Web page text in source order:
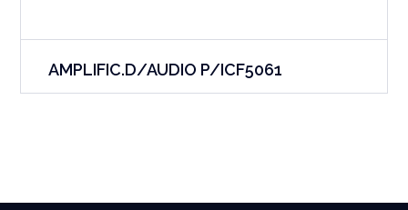
AMPLIFIC.D/AUDIO P/ICF5061